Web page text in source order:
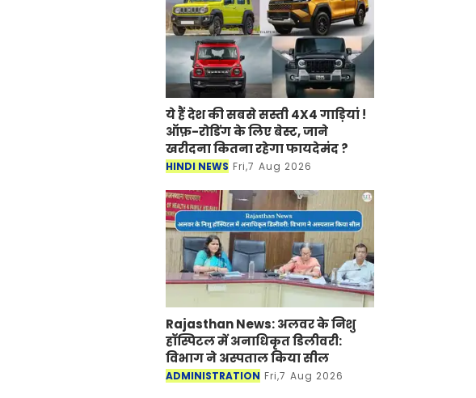
ये हैं देश की सबसे सस्ती 4X4 गाड़ियां !
ऑफ़-रोडिंग के लिए बेस्ट, जाने
खरीदना कितना रहेगा फायदेमंद ?
HINDI NEWS Fri,7 Aug 2026
Rajasthan News: अलवर के निशु
हॉस्पिटल में अनाधिकृत डिलीवरी:
विभाग ने अस्पताल किया सील
ADMINISTRATION Fri,7 Aug 2026